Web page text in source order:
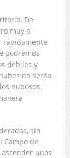
De
muy a
rápidamente
podremos
débiles y
no serán
nubosos.
sin
Campo de
unos